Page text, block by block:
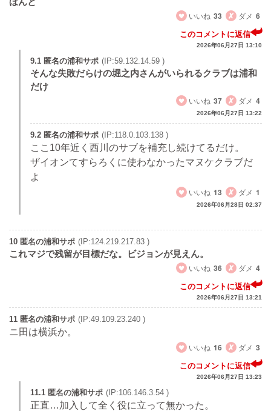
いいね 33 ダメ 6
このコメントに返信
2026年06月27日 13:10
9.1 匿名の浦和サポ (IP:59.132.14.59 )
そんな失敗だらけの堀之内さんがいられるクラブは浦和
だけ
いいね 37 ダメ 4
2026年06月27日 13:22
9.2 匿名の浦和サポ (IP:118.0.103.138 )
ここ10年近く西川のサブを補充し続けてるだけ。
ザイオンてすらろくに使わなかったマヌケクラブだ
よ
いいね 13 ダメ 1
2026年06月28日 02:37
10 匿名の浦和サポ (IP:124.219.217.83 )
これマジで残留が目標だな。ビジョンが見えん。
いいね 36 ダメ 4
このコメントに返信
2026年06月27日 13:21
11 匿名の浦和サポ (IP:49.109.23.240 )
ニ田は横浜か。
いいね 16 ダメ 3
このコメントに返信
2026年06月27日 13:23
11.1 匿名の浦和サポ (IP:106.146.3.54 )
正直…加入して全く役に立って無かった。